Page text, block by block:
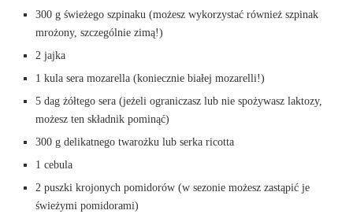
300 g świeżego szpinaku (możesz wykorzystać również szpinak
mrożony, szczególnie zimą!)
2 jajka
1 kula sera mozarella (koniecznie białej mozarelli!)
5 dag żółtego sera (jeżeli ograniczasz lub nie spożywasz laktozy,
możesz ten składnik pominąć)
300 g delikatnego twarożku lub serka ricotta
1 cebula
2 puszki krojonych pomidorów (w sezonie możesz zastąpić je
świeżymi pomidorami)